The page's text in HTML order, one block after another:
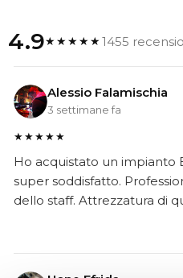
4.9★★★★★1455
Alessio Falamischia
3 settimane fa
★★★★★
Ho acquistato un impianto
super soddisfatto.
dello staff. Attrezzatura di